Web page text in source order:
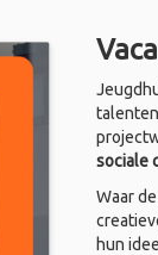
sociale
Waar
hun